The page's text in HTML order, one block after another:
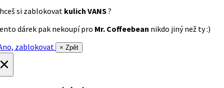
si zablokovat kulich VANS?
dárek pak nekoupí pro Mr. Coffeebean nikdo jiný než ty :)
zablokovat
× Zpět